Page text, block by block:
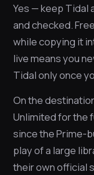
Yes — keep Tidal
and checked.
while copying it
live means you
Tidal only once
On the
Unlimited for the
since the Prime-
play of a large
their own official